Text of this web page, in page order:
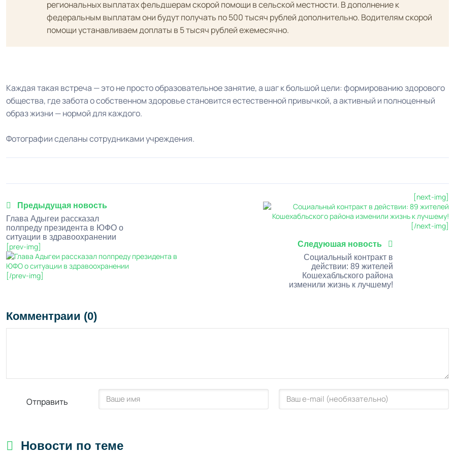
региональных выплатах фельдшерам скорой помощи в сельской местности. В дополнение к
федеральным выплатам они будут получать по 500 тысяч рублей дополнительно. Водителям скорой
помощи устанавливаем доплаты в 5 тысяч рублей ежемесячно.
Каждая такая встреча — это не просто образовательное занятие, а шаг к большой цели: формированию здорового
общества, где забота о собственном здоровье становится естественной привычкой, а активный и полноценный
образ жизни — нормой для каждого.
Фотографии сделаны сотрудниками учреждения.
Предыдущая новость
Глава Адыгеи рассказал
полпреду президента в ЮФО о
ситуации в здравоохранении
[prev-img]
[/prev-img]
[next-img]
[/next-img]
Следуюшая новость
Социальный контракт в
действии: 89 жителей
Кошехабльского района
изменили жизнь к лучшему!
Комментраии (0)
Отправить
Новости по теме